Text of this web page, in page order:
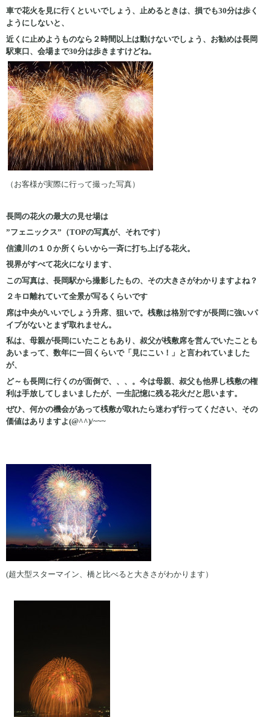
車で花火を見に行くといいでしょう、止めるときは、損でも30分は歩く
ようにしないと、
近くに止めようものなら２時間以上は動けないでしょう、お勧めは長岡
駅東口、会場まで30分は歩きますけどね。
（お客様が実際に行って撮った写真）
長岡の花火の最大の見せ場は
”フェニックス”（TOPの写真が、それです）
信濃川の１０か所くらいから一斉に打ち上げる花火。
視界がすべて花火になります、
この写真は、長岡駅から撮影したもの、その大きさがわかりますよね？
２キロ離れていて全景が写るくらいです
席は中央がいいでしょう升席、狙いで。桟敷は格別ですが長岡に強いパ
イプがないとまず取れません。
私は、母親が長岡にいたこともあり、叔父が桟敷席を営んでいたことも
あいまって、数年に一回くらいで「見にこい！」と言われていました
が、
ど～も長岡に行くのが面倒で、、、。今は母親、叔父も他界し桟敷の権
利は手放してしまいましたが、一生記憶に残る花火だと思います。
ぜひ、何かの機会があって桟敷が取れたら迷わず行ってください、その
価値はありますよ(@^^)/~~~
(超大型スターマイン、橋と比べると大きさがわかります）